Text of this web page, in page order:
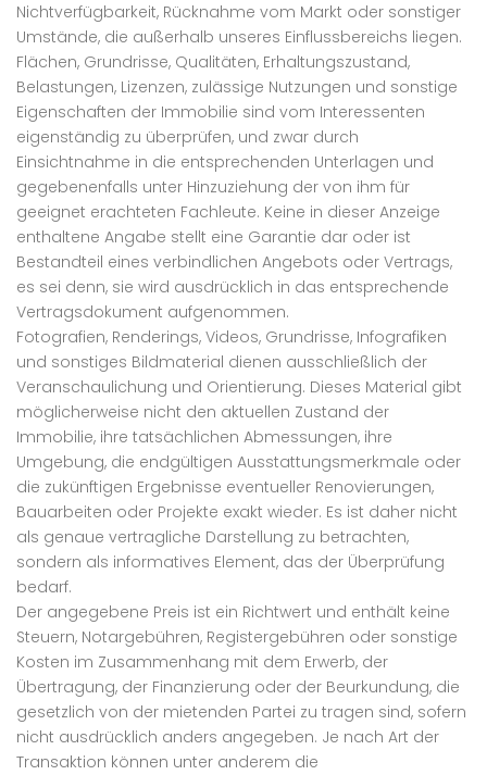
Nichtverfügbarkeit, Rücknahme vom Markt oder sonstiger
Umstände, die außerhalb unseres Einflussbereichs liegen.
Flächen, Grundrisse, Qualitäten, Erhaltungszustand,
Belastungen, Lizenzen, zulässige Nutzungen und sonstige
Eigenschaften der Immobilie sind vom Interessenten
eigenständig zu überprüfen, und zwar durch
Einsichtnahme in die entsprechenden Unterlagen und
gegebenenfalls unter Hinzuziehung der von ihm für
geeignet erachteten Fachleute. Keine in dieser Anzeige
enthaltene Angabe stellt eine Garantie dar oder ist
Bestandteil eines verbindlichen Angebots oder Vertrags,
es sei denn, sie wird ausdrücklich in das entsprechende
Vertragsdokument aufgenommen.
Fotografien, Renderings, Videos, Grundrisse, Infografiken
und sonstiges Bildmaterial dienen ausschließlich der
Veranschaulichung und Orientierung. Dieses Material gibt
möglicherweise nicht den aktuellen Zustand der
Immobilie, ihre tatsächlichen Abmessungen, ihre
Umgebung, die endgültigen Ausstattungsmerkmale oder
die zukünftigen Ergebnisse eventueller Renovierungen,
Bauarbeiten oder Projekte exakt wieder. Es ist daher nicht
als genaue vertragliche Darstellung zu betrachten,
sondern als informatives Element, das der Überprüfung
bedarf.
Der angegebene Preis ist ein Richtwert und enthält keine
Steuern, Notargebühren, Registergebühren oder sonstige
Kosten im Zusammenhang mit dem Erwerb, der
Übertragung, der Finanzierung oder der Beurkundung, die
gesetzlich von der mietenden Partei zu tragen sind, sofern
nicht ausdrücklich anders angegeben. Je nach Art der
Transaktion können unter anderem die